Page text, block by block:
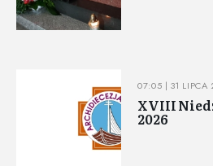
07:05 | 31 LIPCA
XVIII
2026